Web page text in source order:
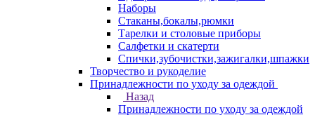
Наборы
Стаканы,бокалы,рюмки
Тарелки и столовые приборы
Салфетки и скатерти
Спички,зубочистки,зажигалки,шпажки
Творчество и рукоделие
Принадлежности по уходу за одеждой
Назад
Принадлежности по уходу за одеждой